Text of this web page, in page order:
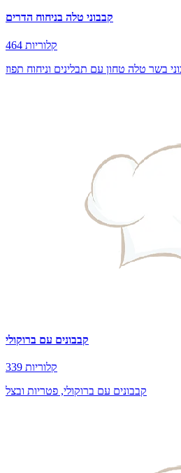
קבבוני טלה בניחוח הדרים
464 קלוריות
בשר טלה טחון עם תבלינים וניחוח תפוז
קבבונים עם ברוקולי
339 קלוריות
קבבונים עם ברוקולי, פטריות ובצל